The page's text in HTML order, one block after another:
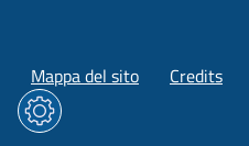
Mappa del sito Credits